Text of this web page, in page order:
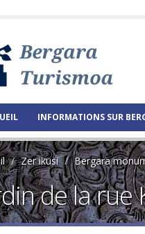
INFORMATIONS SUR
Zer ikusi Bergara
de la rue